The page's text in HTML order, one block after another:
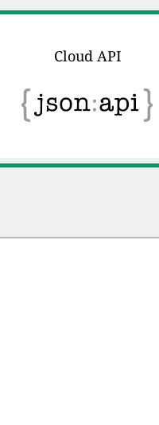
Cloud API